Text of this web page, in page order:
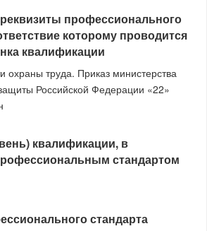
профессионального
которому проводится
квалификации
охраны труда. Приказ министерства
Российской Федерации «22»
квалификации, в
стандартом
стандарта